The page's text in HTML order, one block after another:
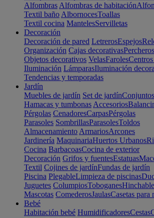
Alfombras Alfombras de habitación
Textil baño AlbornocesToallas
Textil cocina MantelesServilletas
Decoración
Decoración de pared LetrerosEspejos
Organización Cajas decorativasPercheros
Objetos decorativos VelasFarolesCentros
Iluminación LámparasIluminación
Tendencias y temporadas
Jardín
Muebles de jardín Set de jardín
Hamacas y tumbonas Accesorios
Pérgolas CenadoresCarpasPérgolas
Parasoles SombrillasParasolesToldos
Almacenamiento ArmariosArcones
Jardinería MaquinariaHuertos Urbanos
Cocina BarbacoasCocina de exterior
Decoración Grifos y fuentesEstatuas
Textil Cojines de jardínFundas de jardín
Piscina PlegableLimpieza de piscinas
Juguetes ColumpiosToboganes
Mascotas ComederosJaulasCasetas para
Bebé
Habitación bebé HumidificadoresCestas